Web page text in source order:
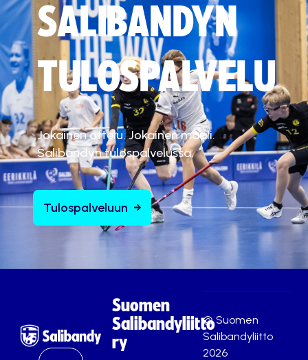
SALIBANDYN
TULOSPALVELU
Jokainen ottelu. Jokainen maali.
Salibandyn tulospalvelussa.
Tulospalveluun
Suomen
Salibandyliitto
ry
© Suomen
Salibandyliitto
2026